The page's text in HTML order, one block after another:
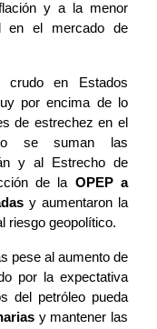
y a la menor
en el mercado de
crudo en Estados
por encima de lo
de estrechez en el
se suman las
y al Estrecho de
de la OPEP a
y aumentaron la
riesgo geopolítico.
pese al aumento de
por la expectativa
del petróleo pueda
y mantener las